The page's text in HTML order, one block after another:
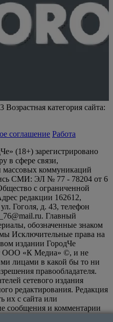
категория сайта:
соглашение Работа
(18+) зарегистрировано
в сфере связи,
коммуникаций
СМИ: ЭЛ № 77 - 78204 от 6
с ограниченной
редакции 162612,
Гоголя, д. 43, телефон
Главный
обозначенные знаком
Исключительные права на
издании ГородЧе
ООО «К Медиа» ©, и не
лицами в какой бы то ни
правообладателя.
сетевого издания
редактирования. Редакция
их с сайта или
сообщения и комментарии